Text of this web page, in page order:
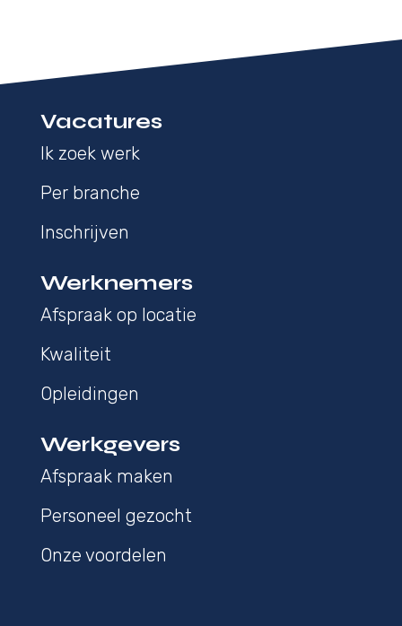
Vacatures
Ik zoek werk
Per branche
Inschrijven
Werknemers
Afspraak op locatie
Kwaliteit
Opleidingen
Werkgevers
Afspraak maken
Personeel gezocht
Onze voordelen